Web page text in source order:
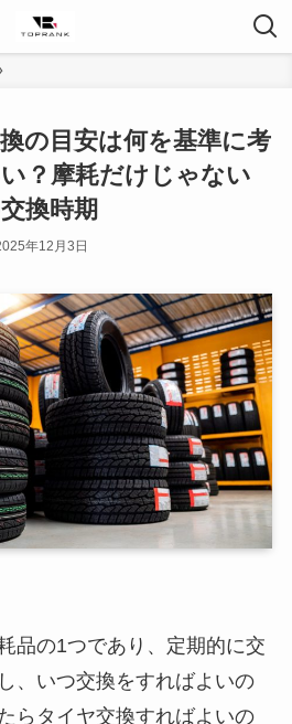
の目安は何を基準に考
？摩耗だけじゃない
換時期
年12月3日
品の1つであり、定期的に交
、いつ交換をすればよいの
らタイヤ交換すればよいの